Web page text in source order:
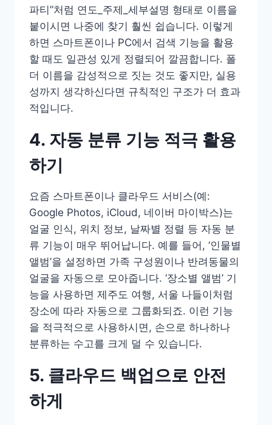
파티”처럼 연도_주제_세부설명 형태로 이름을
붙이시면 나중에 찾기 훨씬 쉽습니다. 이렇게
하면 스마트폰이나 PC에서 검색 기능을 활용
할 때도 일관성 있게 정렬되어 깔끔합니다. 폴
더 이름을 감성적으로 짓는 것도 좋지만, 실용
성까지 생각하신다면 규칙적인 구조가 더 효과
적입니다.
4. 자동 분류 기능 적극 활용
하기
요즘 스마트폰이나 클라우드 서비스(예:
Google Photos, iCloud, 네이버 마이박스)는
얼굴 인식, 위치 정보, 날짜별 정렬 등 자동 분
류 기능이 매우 뛰어납니다. 예를 들어, ‘인물별
앨범’을 설정하면 가족 구성원이나 반려동물의
얼굴을 자동으로 모아줍니다. ‘장소별 앨범’ 기
능을 사용하면 제주도 여행, 서울 나들이처럼
장소에 따라 자동으로 그룹화되죠. 이런 기능
을 적극적으로 사용하시면, 손으로 하나하나
분류하는 수고를 크게 덜 수 있습니다.
5. 클라우드 백업으로 안전
하게